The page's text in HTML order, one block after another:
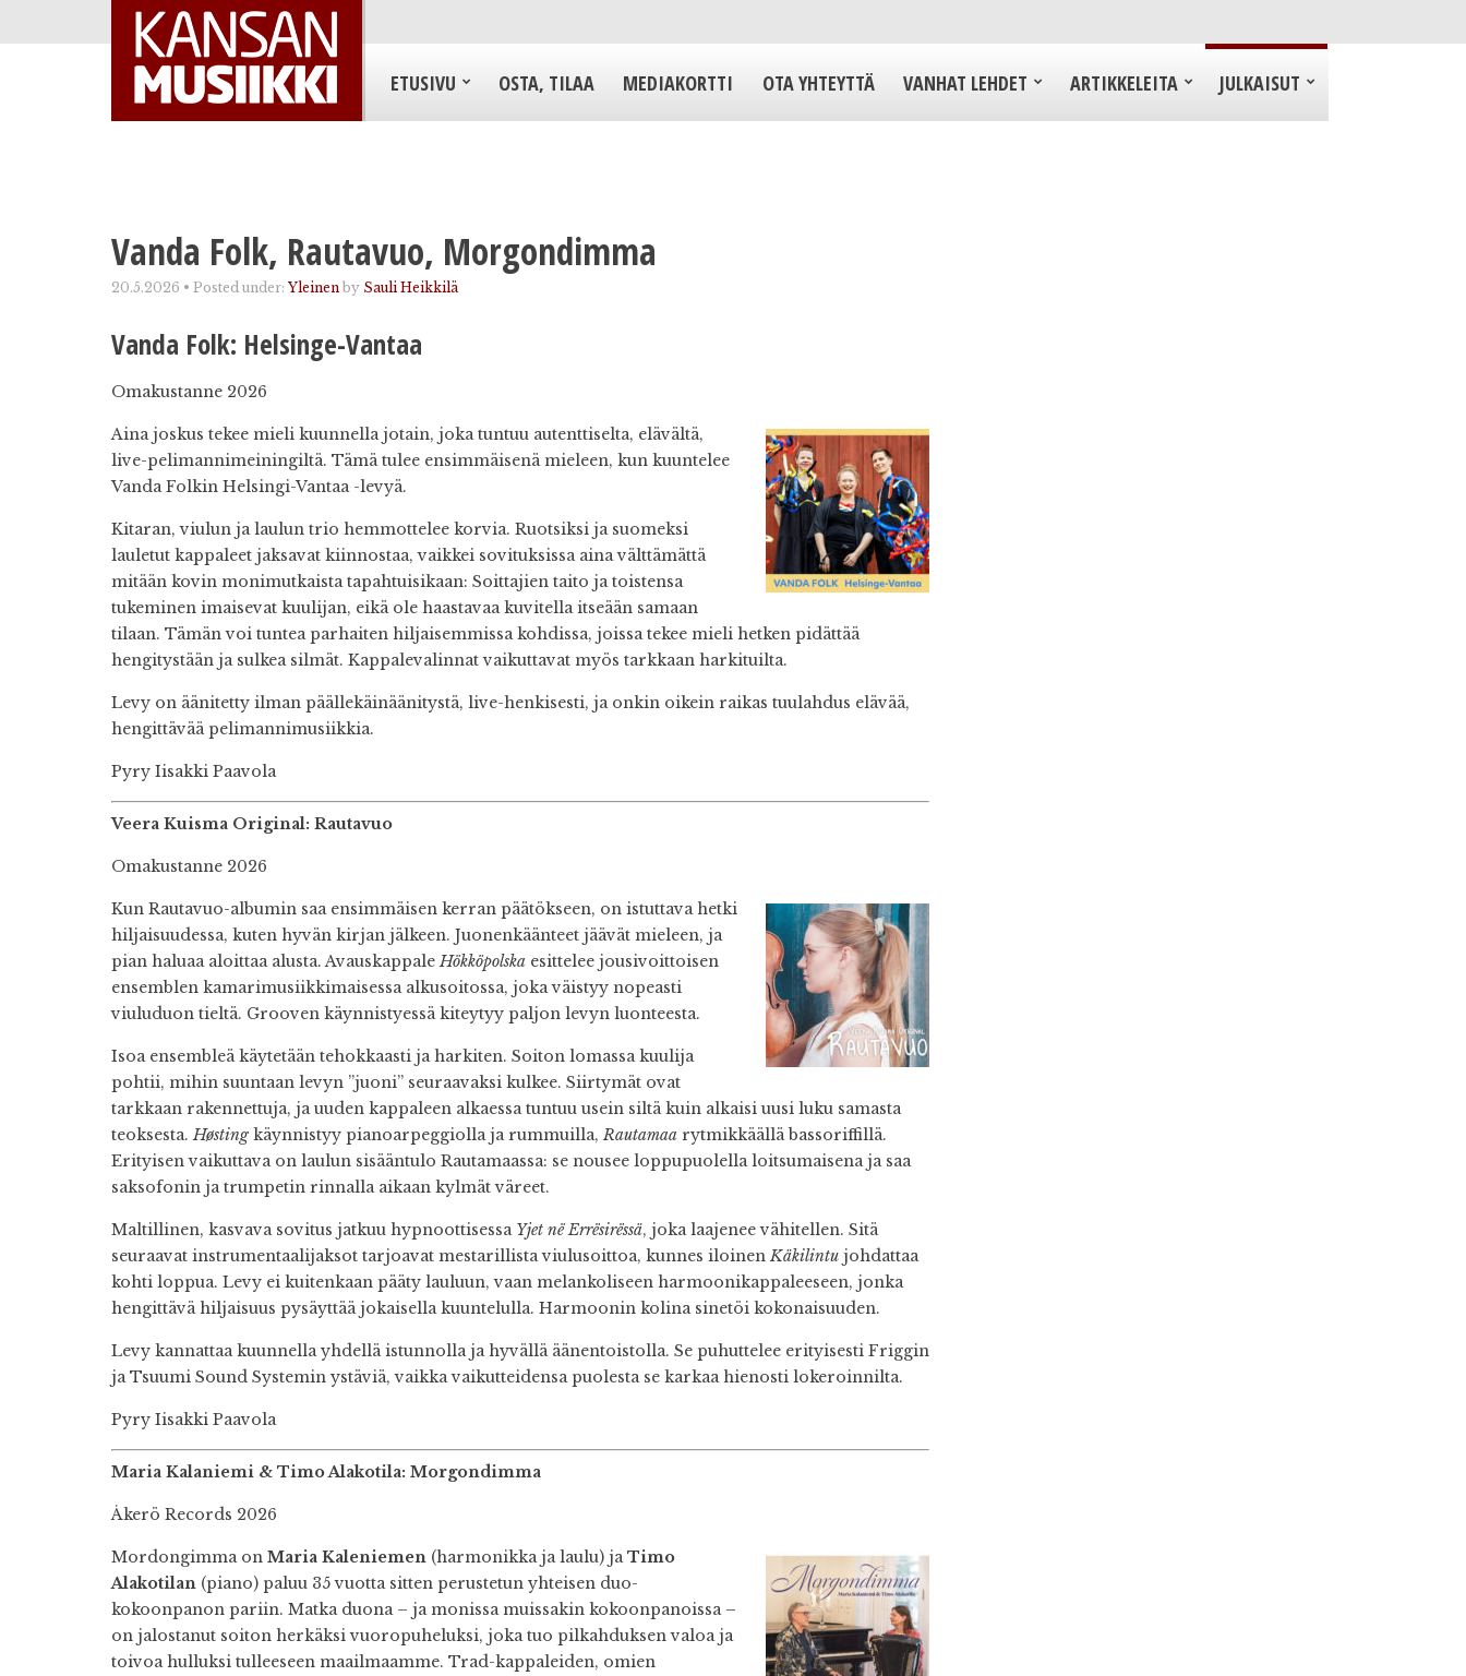
ETUSIVU OSTA, TILAA MEDIAKORTTI OTA YHTEYTTÄ VANHAT LEHDET ARTIKKELEITA JULKAISUT
Vanda Folk, Rautavuo, Morgondimma
20.5.2026 • Posted under: Yleinen by Sauli Heikkilä
Vanda Folk: Helsinge-Vantaa
Omakustanne 2026
Aina joskus tekee mieli kuunnella jotain, joka tuntuu autenttiselta, elävältä,
live-pelimannimeiningiltä. Tämä tulee ensimmäisenä mieleen, kun kuuntelee
Vanda Folkin Helsingi-Vantaa -levyä.
Kitaran, viulun ja laulun trio hemmottelee korvia. Ruotsiksi ja suomeksi
lauletut kappaleet jaksavat kiinnostaa, vaikkei sovituksissa aina välttämättä
mitään kovin monimutkaista tapahtuisikaan: Soittajien taito ja toistensa
tukeminen imaisevat kuulijan, eikä ole haastavaa kuvitella itseään samaan
tilaan. Tämän voi tuntea parhaiten hiljaisemmissa kohdissa, joissa tekee mieli hetken pidättää
hengitystään ja sulkea silmät. Kappalevalinnat vaikuttavat myös tarkkaan harkituilta.
Levy on äänitetty ilman päällekäinäänitystä, live-henkisesti, ja onkin oikein raikas tuulahdus elävää,
hengittävää pelimannimusiikkia.
Pyry Iisakki Paavola
Veera Kuisma Original: Rautavuo
Omakustanne 2026
Kun Rautavuo-albumin saa ensimmäisen kerran päätökseen, on istuttava hetki
hiljaisuudessa, kuten hyvän kirjan jälkeen. Juonenkäänteet jäävät mieleen, ja
pian haluaa aloittaa alusta. AvauskappaleHökköpolska esittelee jousivoittoisen
ensemblen kamarimusiikkimaisessa alkusoitossa, joka väistyy nopeasti
viuluduon tieltä. Grooven käynnistyessä kiteytyy paljon levyn luonteesta.
Isoa ensembleä käytetään tehokkaasti ja harkiten. Soiton lomassa kuulija
pohtii, mihin suuntaan levyn ”juoni” seuraavaksi kulkee. Siirtymät ovat
tarkkaan rakennettuja, ja uuden kappaleen alkaessa tuntuu usein siltä kuin alkaisi uusi luku samasta
teoksesta.Høstingkäynnistyy pianoarpeggiolla ja rummuilla, Rautamaa rytmikkäällä bassoriffillä.
Erityisen vaikuttava on laulun sisääntulo Rautamaassa: se nousee loppupuolella loitsumaisena ja saa
saksofonin ja trumpetin rinnalla aikaan kylmät väreet.
Maltillinen, kasvava sovitus jatkuu hypnoottisessa Yjet në Errësirëssä, joka laajenee vähitellen. Sitä
seuraavat instrumentaalijaksot tarjoavat mestarillista viulusoittoa, kunnes iloinenKäkilintu johdattaa
kohti loppua. Levy ei kuitenkaan pääty lauluun, vaan melankoliseen harmoonikappaleeseen, jonka
hengittävä hiljaisuus pysäyttää jokaisella kuuntelulla. Harmoonin kolina sinetöi kokonaisuuden.
Levy kannattaa kuunnella yhdellä istunnolla ja hyvällä äänentoistolla. Se puhuttelee erityisesti Friggin
ja Tsuumi Sound Systemin ystäviä, vaikka vaikutteidensa puolesta se karkaa hienosti lokeroinnilta.
Pyry Iisakki Paavola
Maria Kalaniemi & Timo Alakotila: Morgondimma
Åkerö Records 2026
Mordongimma on Maria Kaleniemen (harmonikka ja laulu) jaTimo
Alakotilan (piano) paluu 35 vuotta sitten perustetun yhteisen duo-
kokoonpanon pariin. Matka duona – ja monissa muissakin kokoonpanoissa –
on jalostanut soiton herkäksi vuoropuheluksi, joka tuo pilkahduksen valoa ja
toivoa hulluksi tulleeseen maailmaamme. Trad-kappaleiden, omien